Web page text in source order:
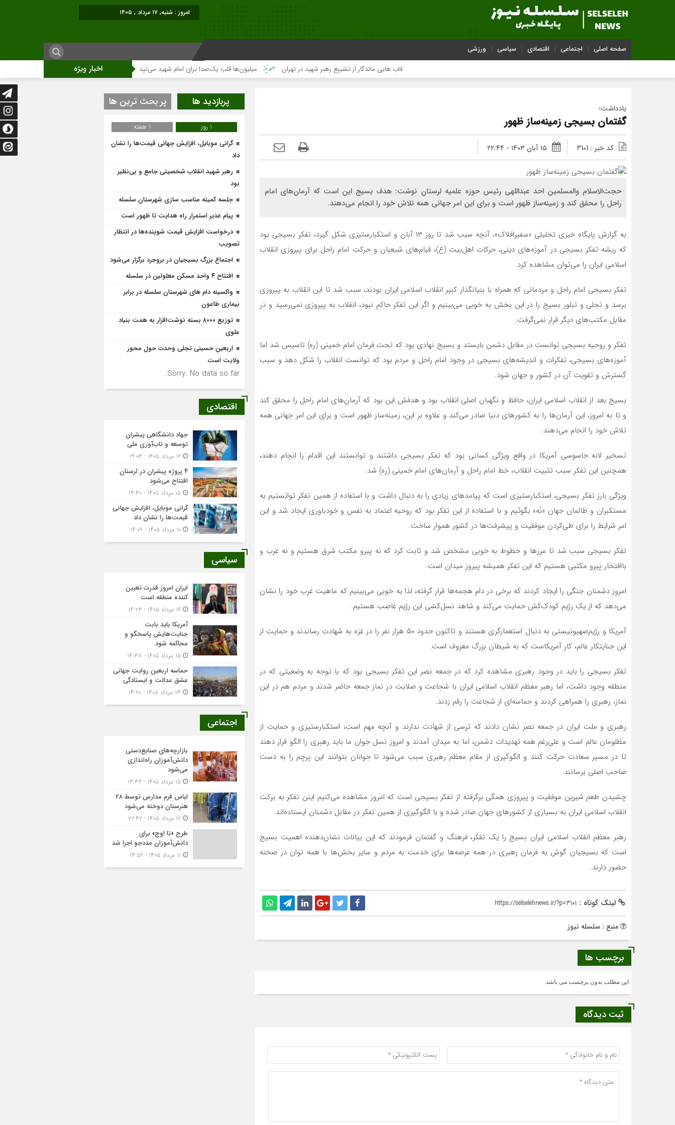
صفحه اصلی اجتماعی اقتصادی سیاسی ورزشی
اخبار ویژه قاب هایی ماندگار از تشییع رهبر شهید در تهران میلیون‌ها قلب یک‌صدا برای امام شهید می‌تپد نمایشگاه آثار هنری ویژه ارتحال امام (ره)برگزار میگردد.
یادداشت؛
گفتمان بسیجی زمینه‌ساز ظهور
کد خبر : 3101 ۱۵ آبان ۱۴۰۳ - ۲۲:۴۴
حجت‌الاسلام والمسلمین احد عبداللهی رئیس حوزه علمیه لرستان نوشت: هدف بسیج این است که آرمان‌های امام
راحل را محقق کند و زمینه‌ساز ظهور است و برای این امر جهانی همه تلاش خود را انجام می‌دهند.
به گزارش پایگاه خبری تحلیلی «سفیرافلاک»، آنچه سبب شد تا روز ۱۳ آبان و استکبارستیزی شکل گیرد، تفکر بسیجی بود
که ریشه تفکر بسیجی در آموزه‌های دینی، حرکات اهل‌بیت (ع)، قیام‌های شیعیان و حرکت امام راحل برای پیروزی انقلاب
اسلامی ایران را می‌توان مشاهده کرد.
تفکر بسیجی امام راحل و مردمانی که همراه با بنیانگذار کبیر انقلاب اسلامی ایران بودند، سبب شد تا این انقلاب به پیروزی
برسد و تجلی و تبلور بسیج را در این بخش به خوبی می‌بینیم و اگر این تفکر حاکم نبود، انقلاب به پیروزی نمی‌رسید و در
مقابل مکتب‌های دیگر قرار نمی‌گرفت.
تفکر و روحیه بسیجی توانست در مقابل دشمن بایستد و بسیج نهادی بود که تحت فرمان امام خمینی (ره) تاسیس شد اما
آموزه‌های بسیجی، تفکرات و اندیشه‌های بسیجی در وجود امام راحل و مردم بود که توانست انقلاب را شکل دهد و سبب
گسترش و تقویت آن در کشور و جهان شود.
بسیج بعد از انقلاب اسلامی ایران، حافظ و نگهبان اصلی انقلاب بود و هدفش این بود که آرمان‌های امام راحل را محقق کند
و تا به امروز، این آرمان‌ها را به کشورهای دنیا صادر می‌کند و علاوه بر این، زمینه‌ساز ظهور است و برای این امر جهانی همه
تلاش خود را انجام می‌دهند.
تسخیر لانه جاسوسی آمریکا در واقع ویژگی کسانی بود که تفکر بسیجی داشتند و توانستند این اقدام را انجام دهند،
همچنین این تفکر سبب تثبیت انقلاب، خط امام راحل و آرمان‌های امام خمینی (ره) شد.
ویژگی بارز تفکر بسیجی، استکبارستیزی است که پیامدهای زیادی را به دنبال داشت و با استفاده از همین تفکر توانستیم به
مستکبران و ظالمان جهان «نَه» بگوئیم و با استفاده از این تفکر بود که روحیه اعتماد به نفس و خودباوری ایجاد شد و این
امر شرایط را برای طی‌کردن موفقیت و پیشرفت‌ها در کشور هموار ساخت.
تفکر بسیجی سبب شد تا مرزها و خطوط به خوبی مشخص شد و ثابت کرد که نه پیرو مکتب شرق هستیم و نه غرب و
باافتخار پیرو مکتبی هستیم که این تفکر همیشه پیروز میدان است.
امروز دشمنان جنگی را ایجاد کردند که برخی در دام هجمه‌ها قرار گرفته، لذا به خوبی می‌بینیم که ماهیت غرب خود را نشان
می‌دهد که از یک رژیم کودک‌کش حمایت می‌کند و شاهد نسل‌کشی این رژیم غاصب هستیم.
آمریکا و رژیم‌صهیونیستی به دنبال استعمارگری هستند و تاکنون حدود ۵۰ هزار نفر را در غزه به شهادت رساندند و حمایت از
این جنایتکار عالم، کار آمریکاست که به شیطان بزرگ معروف است.
تفکر بسیجی را باید در وجود رهبری مشاهده کرد که در جمعه نصر این تفکر بسیجی بود که با توجه به وضعیتی که در
منطقه وجود داشت، اما رهبر معظم انقلاب اسلامی ایران با شجاعت و صلابت در نماز جمعه حاضر شدند و مردم هم در این
نماز، رهبری را همراهی کردند و حماسه‌ای از شجاعت را رقم زدند.
رهبری و ملت ایران در جمعه نصر نشان دادند که ترسی از شهادت ندارند و آنچه مهم است، استکبارستیزی و حمایت از
مظلومان عالم است و علی‌رغم همه تهدیدات دشمن، اما به میدان آمدند و امروز نسل جوان ما باید رهبری را الگو قرار دهند
تا در مسیر سعادت حرکت کنند و الگوگیری از مقام معظم رهبری سبب می‌شود تا جوانان بتوانند این پرچم را به دست
صاحب اصلی برسانند.
چشیدن طعم شیرین موفقیت و پیروزی همگی برگرفته از تفکر بسیجی است که امروز مشاهده می‌کنیم اینن تفکر به برکت
انقلاب اسلامی ایران به بسیاری از کشورهای جهان صادر شده و با الگوگیری از همین تفکر در مقابل دشمنان ایستاده‌اند.
رهبر معظم انقلاب اسلامی ایران بسیج را یک تفکر، فرهنگ و گفتمان فرمودند که این بیانات نشان‌دهنده اهمیت بسیج
است که بسیجیان گوش به فرمان رهبری در همه عرصه‌ها برای خدمت به مردم و سایر بخش‌ها با همه توان در صحنه
حضور دارند.
لینک کوتاه : https://selselehnews.ir/?p=3101
منبع : سلسله نیوز
برچسب ها
این مطلب بدون برچسب می باشد.
ثبت دیدگاه
پربازدید ها پر بحث ترین ها
1 روز
1 هفته
گرانی موبایل، افزایش جهانی قیمت‌ها را نشان
داد
رهبر شهید انقلاب شخصیتی جامع و بی‌نظیر
بود
جلسه کمیته مناسب سازی شهرستان سلسله
پیام غدیر استمرار راه هدایت تا ظهور است
درخواست افزایش قیمت شوینده‌ها در انتظار
تصویب
اجتماع بزرگ بسیجیان در بروجرد برگزار می‌شود
افتتاح ۴ واحد مسکن معلولین در سلسله
واکسینه دام های شهرستان سلسله در برابر
بیماری طاعون
توزیع ۸۰۰۰ بسته نوشت‌افزار به همت بنیاد
علوی
اربعین حسینی تجلی وحدت حول محور
ولایت است
Sorry. No data so far.
اقتصادی
جهاد دانشگاهی پیشران
توسعه و تاب‌آوری ملی
۴ پروژه پیشران در لرستان
افتتاح می‌شود
گرانی موبایل، افزایش جهانی
قیمت‌ها را نشان داد
سیاسی
ایران امروز قدرت تعیین
کننده منطقه است
آمریکا باید بابت
جنایت‌هایش پاسخگو و
محاکمه شود
حماسه اربعین روایت جهانی
عشق عدالت و ایستادگی
اجتماعی
بازارچه‌های صنایع‌دستی
دانش‌آموزان راه‌اندازی
می‌شود
لباس فرم مدارس توسط ۲۸
هنرستان‌ دوخته می‌شود
طرح «تا اوج» برای
دانش‌آموزان مددجو اجرا شد